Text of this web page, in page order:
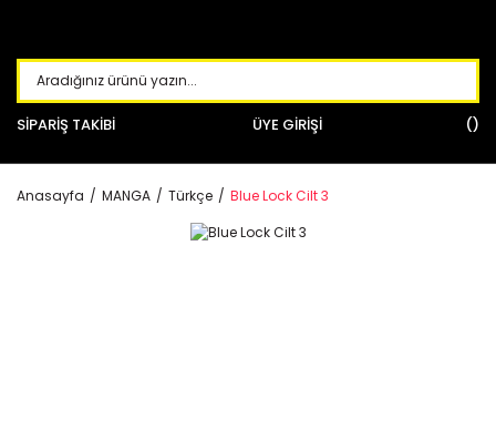
SİPARİŞ TAKİBİ ÜYE GİRİŞİ
Anasayfa MANGA Türkçe Blue Lock Cilt 3